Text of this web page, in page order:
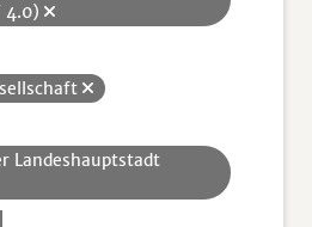
4.0)
Landeshauptstadt